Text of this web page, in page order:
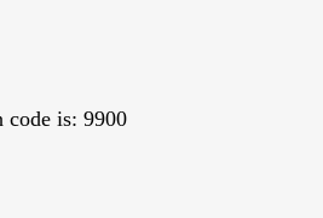
code is: 9900